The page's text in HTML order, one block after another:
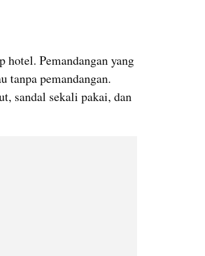
Pemandangan yang
tanpa pemandangan.
sandal sekali pakai, dan